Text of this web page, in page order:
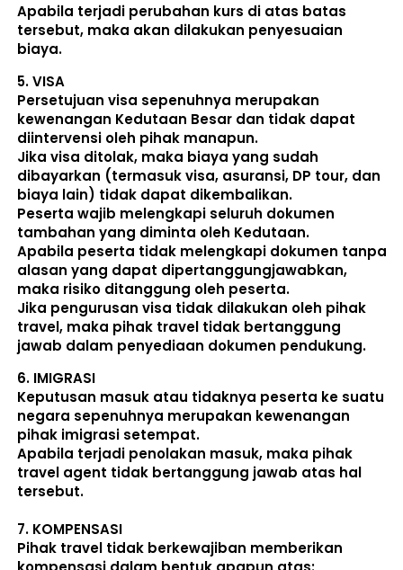
Apabila terjadi perubahan kurs di atas batas
tersebut, maka akan dilakukan penyesuaian
biaya.
5. VISA
Persetujuan visa sepenuhnya merupakan
kewenangan Kedutaan Besar dan tidak dapat
diintervensi oleh pihak manapun.
Jika visa ditolak, maka biaya yang sudah
dibayarkan (termasuk visa, asuransi, DP tour, dan
biaya lain) tidak dapat dikembalikan.
Peserta wajib melengkapi seluruh dokumen
tambahan yang diminta oleh Kedutaan.
Apabila peserta tidak melengkapi dokumen tanpa
alasan yang dapat dipertanggungjawabkan,
maka risiko ditanggung oleh peserta.
Jika pengurusan visa tidak dilakukan oleh pihak
travel, maka pihak travel tidak bertanggung
jawab dalam penyediaan dokumen pendukung.
6. IMIGRASI
Keputusan masuk atau tidaknya peserta ke suatu
negara sepenuhnya merupakan kewenangan
pihak imigrasi setempat.
Apabila terjadi penolakan masuk, maka pihak
travel agent tidak bertanggung jawab atas hal
tersebut.
7. KOMPENSASI
Pihak travel tidak berkewajiban memberikan